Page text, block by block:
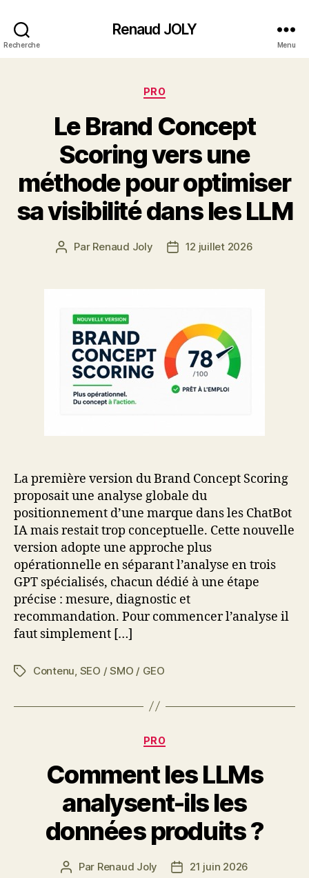
Recherche
Renaud JOLY
Menu
Catégories
PRO
Le Brand Concept
Scoring vers une
méthode pour optimiser
sa visibilité dans les LLM
Auteur
Par Renaud Joly
Date12 juillet 2026
La première version du Brand Concept Scoring
proposait une analyse globale du
positionnement d’une marque dans les ChatBot
IA mais restait trop conceptuelle. Cette nouvelle
version adopte une approche plus
opérationnelle en séparant l’analyse en trois
GPT spécialisés, chacun dédié à une étape
précise : mesure, diagnostic et
recommandation. Pour commencer l’analyse il
faut simplement […]
Étiquettes
Contenu SEO / SMO / GEO
Catégories
PRO
Comment les LLMs
analysent-ils les
données produits ?
Auteur
Par Renaud Joly
Date21 juin 2026